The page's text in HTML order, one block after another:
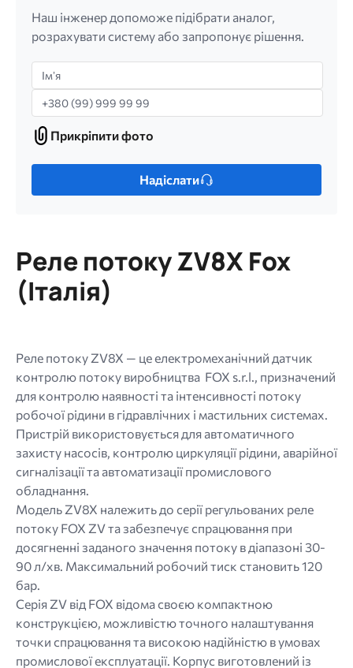
Наш інженер допоможе підібрати аналог,
розрахувати систему або запропонує рішення.
Імʼя
Телефон
Прикріпити
фото
Прикріпити фото
Лише
МБ.
типи:
jpeg
png.
Надіслати
Реле потоку ZV8X Fox
(Італія)
Реле потоку ZV8X — це електромеханічний датчик
контролю потоку виробництва FOX s.r.l., призначений
для контролю наявності та інтенсивності потоку
робочої рідини в гідравлічних і мастильних системах.
Пристрій використовується для автоматичного
захисту насосів, контролю циркуляції рідини, аварійної
сигналізації та автоматизації промислового
обладнання.
Модель ZV8X належить до серії регульованих реле
потоку FOX ZV та забезпечує спрацювання при
досягненні заданого значення потоку в діапазоні 30-
90 л/хв. Максимальний робочий тиск становить 120
бар.
Серія ZV від FOX відома своєю компактною
конструкцією, можливістю точного налаштування
точки спрацювання та високою надійністю в умовах
промислової експлуатації. Корпус виготовлений із